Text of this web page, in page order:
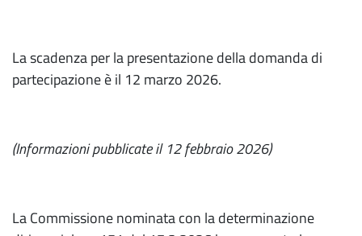
La scadenza per la presentazione della domanda di
partecipazione è il 12 marzo 2026.
(Informazioni pubblicate il 12 febbraio 2026)
La Commissione nominata con la determinazione